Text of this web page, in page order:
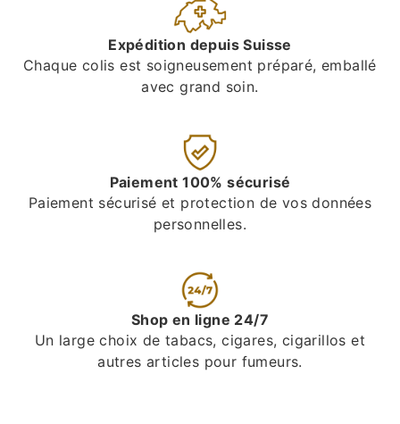
Expédition depuis Suisse
Chaque colis est soigneusement préparé, emballé
avec grand soin.
Paiement 100% sécurisé
Paiement sécurisé et protection de vos données
personnelles.
Shop en ligne 24/7
Un large choix de tabacs, cigares, cigarillos et
autres articles pour fumeurs.